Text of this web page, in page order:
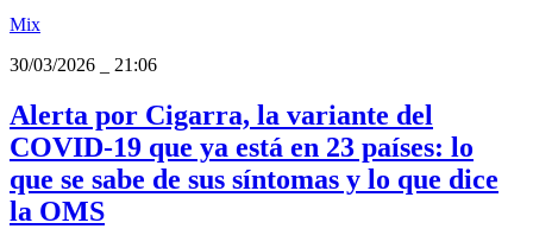
Mix
30/03/2026
21:06
Alerta por Cigarra, la variante del
COVID-19 que ya está en 23 países: lo
que se sabe de sus síntomas y lo que dice
la OMS